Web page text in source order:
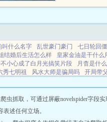
觉，已是一路
叫什么名字 乱世豪门豪门 七日轮回
结婚后生活怎么样 皇家金油是干什么
小心成了白月光搞笑片段 月杳是什
秀七明祖 风水大师是骗局吗
开局带
人皮子讨封的民间含义 系统文女配
之天下无双 青主玩的传奇的 APP仙
主召唤玩法介绍
抓取，可通过屏蔽novelspider字段实
述任何立场。